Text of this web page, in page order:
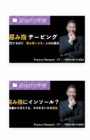
足ゆびの学校
足ゆびの学校